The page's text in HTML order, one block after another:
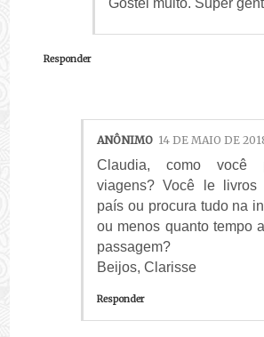
Gostei muito. Super
Responder
ANÔNIMO 14 DE MAIO DE
Claudia, como você
viagens? Você le
país ou procura tudo na
ou menos quanto tempo
passagem?
Beijos, Clarisse
Responder